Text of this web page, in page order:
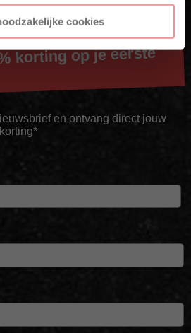
cookies
korting op je eerste
en ontvang direct jouw